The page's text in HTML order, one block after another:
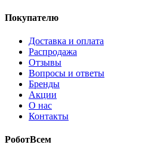
Покупателю
Доставка и оплата
Распродажа
Отзывы
Вопросы и ответы
Бренды
Акции
О нас
Контакты
РоботВсем